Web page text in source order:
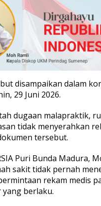
disampaikan dalam
29 Juni 2026.
dugaan malapraktik,
tidak menyerahkan
tersebut.
Puri Bunda Madura,
sakit tidak pernah
rekam medis
berlaku.